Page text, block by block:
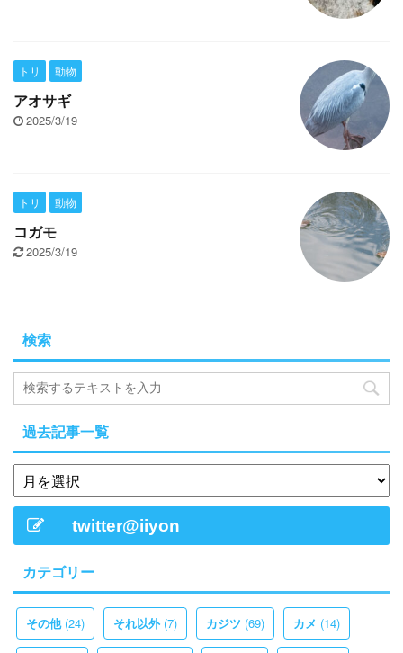
トリ
動物
アオサギ
2025/3/19
トリ
動物
コガモ
2025/3/19
検索
過去記事一覧
twitter@iiyon
カテゴリー
その他(24) それ以外 (7) カジツ (69) カメ (14)